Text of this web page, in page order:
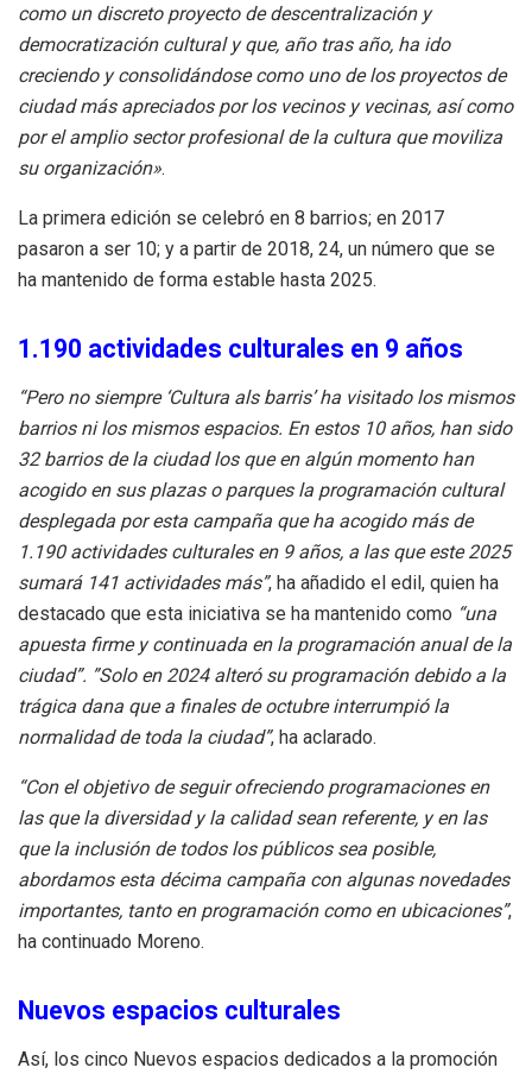
como un discreto proyecto de descentralización y
democratización cultural y que, año tras año, ha ido
creciendo y consolidándose como uno de los proyectos de
ciudad más apreciados por los vecinos y vecinas, así como
por el amplio sector profesional de la cultura que moviliza
su organización».
La primera edición se celebró en 8 barrios; en 2017
pasaron a ser 10; y a partir de 2018, 24, un número que se
ha mantenido de forma estable hasta 2025.
1.190 actividades culturales en 9 años
“Pero no siempre ‘Cultura als barris’ ha visitado los mismos
barrios ni los mismos espacios. En estos 10 años, han sido
32 barrios de la ciudad los que en algún momento han
acogido en sus plazas o parques la programación cultural
desplegada por esta campaña que ha acogido más de
1.190 actividades culturales en 9 años, a las que este 2025
sumará 141 actividades más”, ha añadido el edil, quien ha
destacado que esta iniciativa se ha mantenido como “una
apuesta firme y continuada en la programación anual de la
ciudad”. ”Solo en 2024 alteró su programación debido a la
trágica dana que a finales de octubre interrumpió la
normalidad de toda la ciudad”, ha aclarado.
“Con el objetivo de seguir ofreciendo programaciones en
las que la diversidad y la calidad sean referente, y en las
que la inclusión de todos los públicos sea posible,
abordamos esta décima campaña con algunas novedades
importantes, tanto en programación como en ubicaciones”,
ha continuado Moreno.
Nuevos espacios culturales
Así, los cinco Nuevos espacios dedicados a la promoción